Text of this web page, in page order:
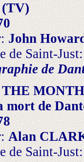
John
de Saint-
de
mort de
Alan
de Saint-